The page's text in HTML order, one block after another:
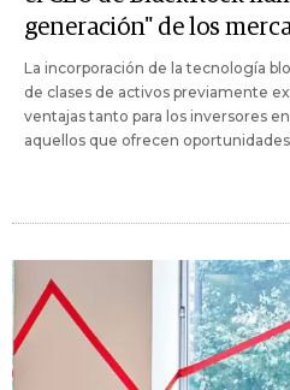
generación" de los
La incorporación de la tecnología
de clases de activos previamente
ventajas tanto para los inversores
aquellos que ofrecen